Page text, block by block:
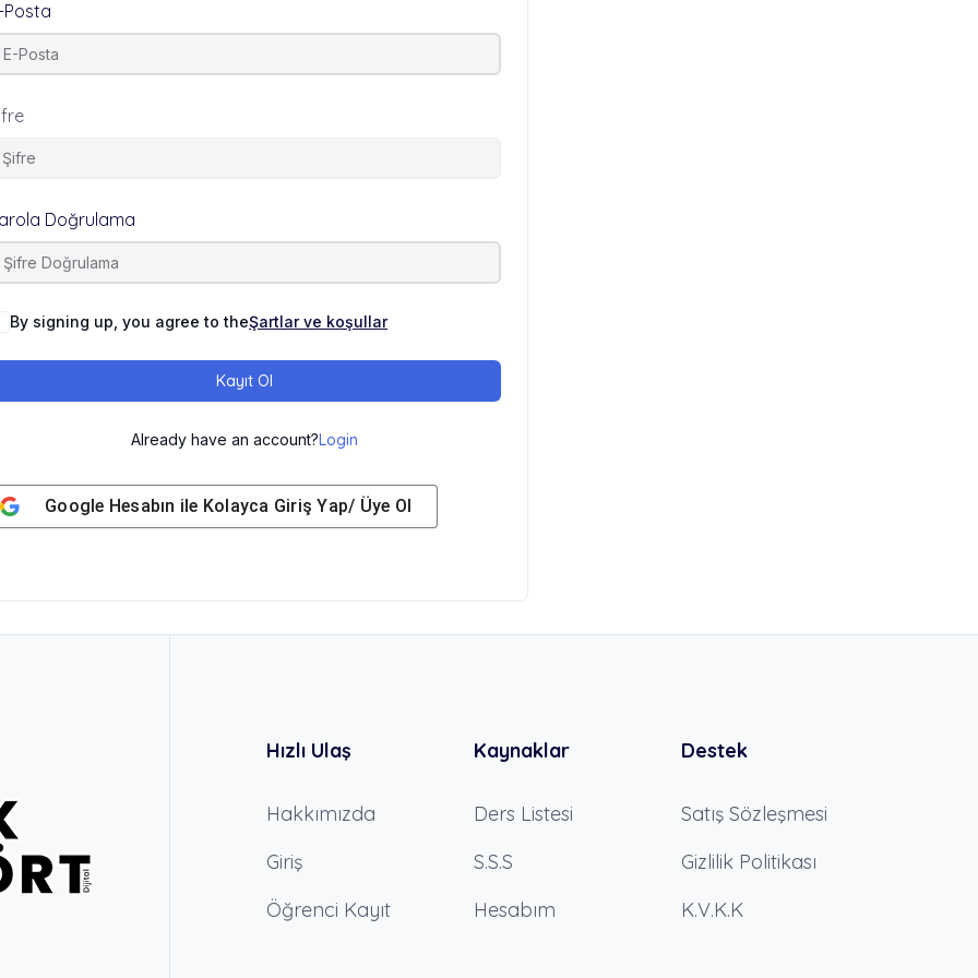
Posta
Doğrulama
By signing up, you agree to theŞartlar ve koşullar
Kayıt Ol
Already have an account?Login
Google Hesabın ile Kolayca Giriş Yap/ Üye Ol
Hızlı Ulaş
Hakkımızda
Giriş
Öğrenci Kayıt
Kaynaklar
Ders Listesi
S.S.S
Hesabım
Destek
Satış Sözleşmesi
Gizlilik Politikası
K.V.K.K